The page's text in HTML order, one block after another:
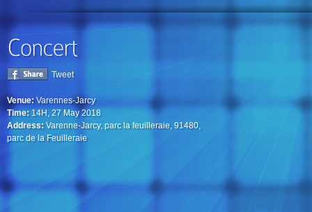
Tweet
Venue:Varennes-Jarcy
Time:14H, 27 May 2018
Address:Varenne-Jarcy, parc la feuilleraie, 91480,
parc de la Feuilleraie